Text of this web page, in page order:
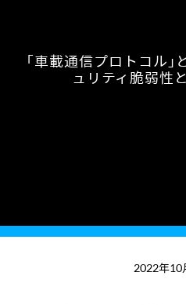
「車載通信プロトコル
ュリティ脆弱性
2022年10